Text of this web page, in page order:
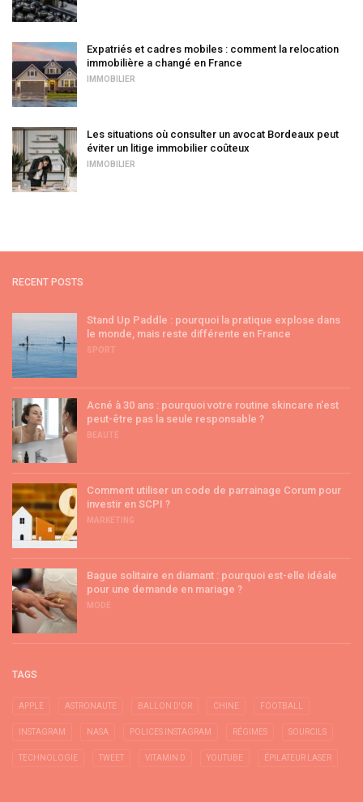
Expatriés et cadres mobiles : comment la relocation
immobilière a changé en France
IMMOBILIER
Les situations où consulter un avocat Bordeaux peut
éviter un litige immobilier coûteux
IMMOBILIER
RECENT POSTS
Stand Up Paddle : pourquoi la pratique explose dans
le monde, mais reste différente en France
SPORT
Acné à 30 ans : pourquoi votre routine skincare n’est
peut-être pas la seule responsable ?
BEAUTÉ
Comment utiliser un code de parrainage Corum pour
investir en SCPI ?
MARKETING
Bague solitaire en diamant : pourquoi est-elle idéale
pour une demande en mariage ?
MODE
TAGS
APPLE ASTRONAUTE BALLON D'OR CHINE FOOTBALL
INSTAGRAM NASA POLICES INSTAGRAM RÉGIMES SOURCILS
TECHNOLOGIE TWEET VITAMIN D YOUTUBE ÉPILATEUR LASER